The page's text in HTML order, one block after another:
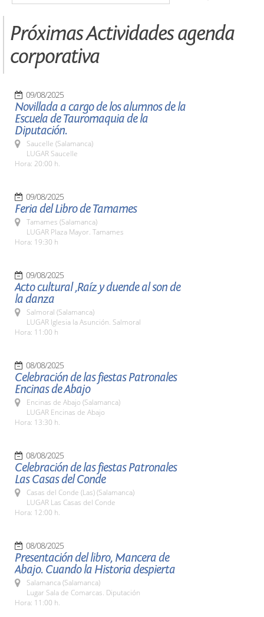
Próximas Actividades agenda
corporativa
09/08/2025
Novillada a cargo de los alumnos de la
Escuela de Tauromaquia de la
Diputación.
Saucelle (Salamanca)
LUGAR Saucelle
Hora: 20:00 h.
09/08/2025
Feria del Libro de Tamames
Tamames (Salamanca)
LUGAR Plaza Mayor. Tamames
Hora: 19:30 h
09/08/2025
Acto cultural ,Raíz y duende al son de
la danza
Salmoral (Salamanca)
LUGAR Iglesia la Asunción. Salmoral
Hora: 11:00 h
08/08/2025
Celebración de las fiestas Patronales
Encinas de Abajo
Encinas de Abajo (Salamanca)
LUGAR Encinas de Abajo
Hora: 13:30 h.
08/08/2025
Celebración de las fiestas Patronales
Las Casas del Conde
Casas del Conde (Las) (Salamanca)
LUGAR Las Casas del Conde
Hora: 12:00 h.
08/08/2025
Presentación del libro, Mancera de
Abajo. Cuando la Historia despierta
Salamanca (Salamanca)
Lugar Sala de Comarcas. Diputación
Hora: 11:00 h.